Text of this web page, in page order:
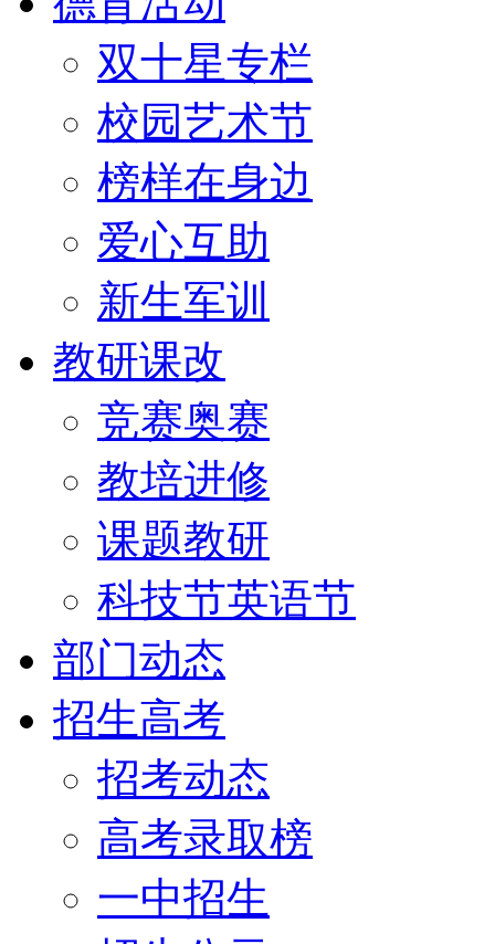
双十星专栏
校园艺术节
榜样在身边
爱心互助
新生军训
教研课改
竞赛奥赛
教培进修
课题教研
科技节英语节
部门动态
招生高考
招考动态
高考录取榜
一中招生